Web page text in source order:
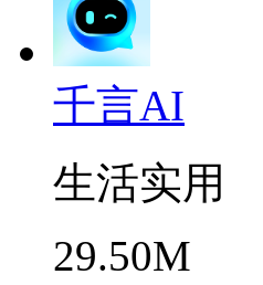
千言AI
生活实用
29.50M